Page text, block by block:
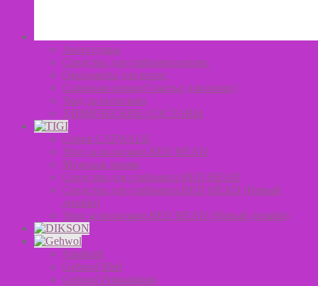
Аксессуары
Средства для стайлинга волос
Оксиданты для волос
Салонная серия (Счастье для волос)
Уход за волосами
ХИМИЧЕСКИЕ СОСТАВЫ
Серия CATWALK
Уход за волосами BED HEAD
Мужская линия
Средства для стайлинга BED HEAD
Средства для стайлинга BED HEAD (Новый
дизайн)
Уход за волосами BED HEAD (Новый дизайн)
Fusskraft
Gehwol Med
Gehwol Preparations